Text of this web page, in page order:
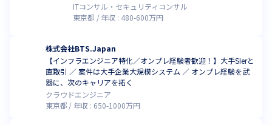
ITコンサル・セキュリティコンサル
東京都
年収 : 480-600万円
株式会社BTS.Japan
【インフラエンジニア特化／オンプレ経験者歓迎！】大手SIerと
直取引 ／ 案件は大手企業大規模システム ／ オンプレ経験を武
器に、次のキャリアを拓く
クラウドエンジニア
東京都
年収 : 650-1000万円